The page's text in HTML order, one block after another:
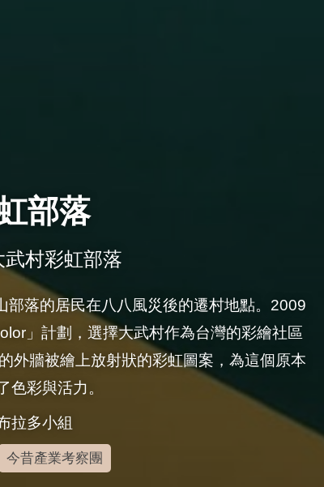
部落
村彩虹部落
落的居民在八八風災後的遷村地點。2009
」計劃，選擇大武村作為台灣的彩繪社區
外牆被繪上放射狀的彩虹圖案，為這個原本
色彩與活力。
拉多小組
今昔產業考察團